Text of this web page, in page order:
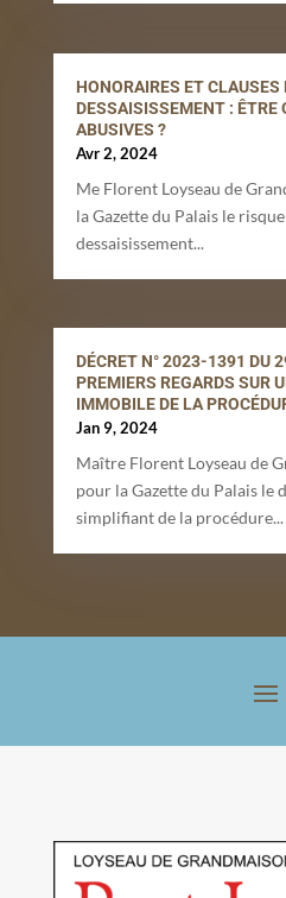
HONORAIRES ET CLAUSES
DESSAISISSEMENT : ÊTRE
ABUSIVES ?
Avr 2, 2024
Me Florent Loyseau de
la Gazette du Palais le
dessaisissement...
DÉCRET N° 2023-1391 DU
PREMIERS REGARDS SUR
IMMOBILE DE LA
Jan 9, 2024
Maître Florent Loyseau de
pour la Gazette du Palais le
simplifiant de la procédure...